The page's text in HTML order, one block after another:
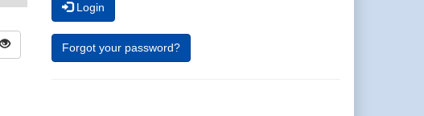
Login
Forgot your password?